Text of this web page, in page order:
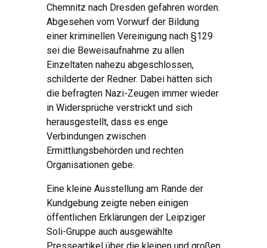
Chemnitz nach Dresden gefahren worden.
Abgesehen vom Vorwurf der Bildung
einer kriminellen Vereinigung nach §129
sei die Beweisaufnahme zu allen
Einzeltaten nahezu abgeschlossen,
schilderte der Redner. Dabei hätten sich
die befragten Nazi-Zeugen immer wieder
in Widersprüche verstrickt und sich
herausgestellt, dass es enge
Verbindungen zwischen
Ermittlungsbehörden und rechten
Organisationen gebe.
Eine kleine Ausstellung am Rande der
Kundgebung zeigte neben einigen
öffentlichen Erklärungen der Leipziger
Soli-Gruppe auch ausgewählte